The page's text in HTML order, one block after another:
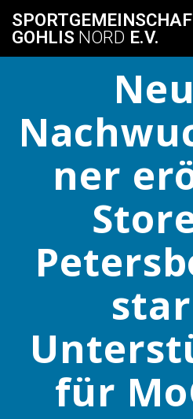
to
GOHLIS NORD E.V.
ner
für